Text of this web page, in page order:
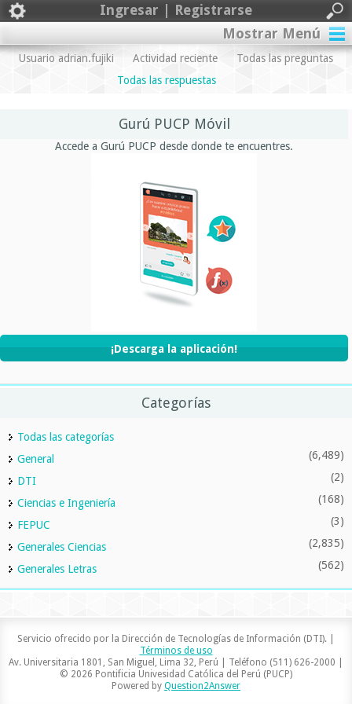
Ingresar | Registrarse
Mostrar Menú
Usuario adrian.fujiki Actividad reciente
Todas las preguntas
Todas las respuestas
Gurú PUCP Móvil
Accede a Gurú PUCP desde donde te encuentres.
¡Descarga la aplicación!
Categorías
Todas las categorías
General
(6,489)
DTI (2)
Ciencias e Ingeniería (168)
FEPUC (3)
Generales Ciencias (2,835)
Generales Letras (562)
Servicio ofrecido por la Dirección de Tecnologías de Información (DTI). |
Términos de uso
Av. Universitaria 1801, San Miguel, Lima 32, Perú | Teléfono (511) 626-2000 |
© 2026 Pontificia Univesidad Católica del Perú (PUCP)
Powered by Question2Answer